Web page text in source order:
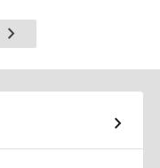
Pagina
successiva